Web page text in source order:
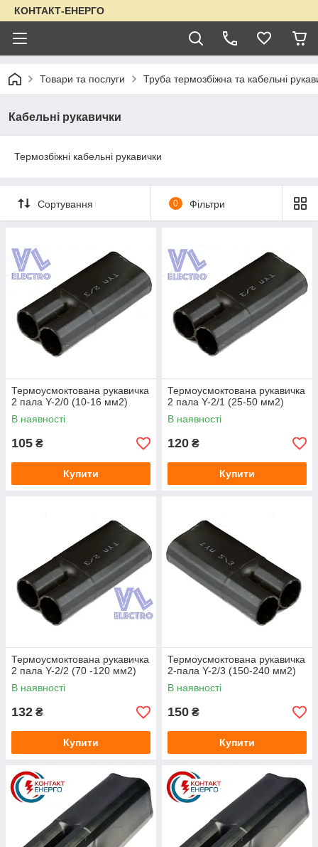
КОНТАКТ-ЕНЕРГО
Товари та послуги Труба термозбіжна та кабельні
Кабельні рукавички
Термозбіжні кабельні рукавички
Сортування 0 Фільтри
Термоусмоктована рукавичка
2 пала Y-2/0 (10-16 мм2)
В наявності
105 ₴
Купити
Термоусмоктована рукавичка
2 пала Y-2/1 (25-50 мм2)
В наявності
120 ₴
Купити
Термоусмоктована рукавичка
2 пала Y-2/2 (70 -120 мм2)
В наявності
132 ₴
Купити
Термоусмоктована рукавичка
2-пала Y-2/3 (150-240 мм2)
В наявності
150 ₴
Купити